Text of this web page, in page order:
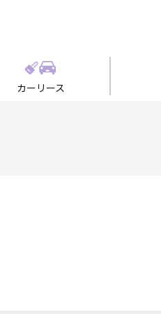
カーリース